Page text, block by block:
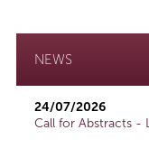
NEWS
24/07/2026
Call for Abstracts -